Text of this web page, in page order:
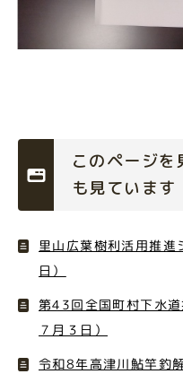
このページ
も見ています
里山広葉樹利活用推
日）
第43回全国町村下水
７月３日）
令和8年高津川鮎竿釣